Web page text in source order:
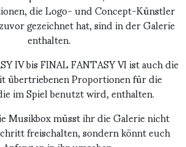
die Logo- und Concept-Künstler
gezeichnet hat, sind in der Galerie
enthalten.
IV bis FINAL FANTASY VI ist auch die
Proportionen für die
im Spiel benutzt wird, enthalten.
Musikbox müsst ihr die Galerie nicht
freischalten, sondern könnt euch